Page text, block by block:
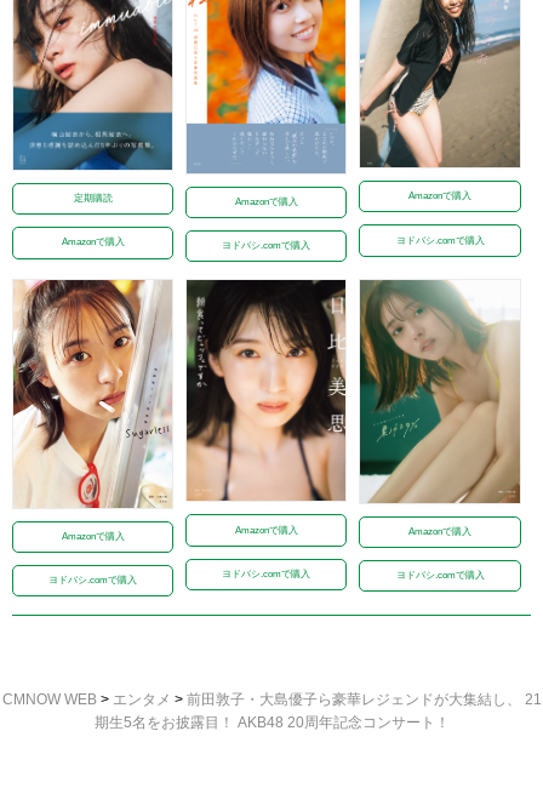
定期購読
Amazonで購入
Amazonで購入
ヨドバシ.comで購入
Amazonで購入
ヨドバシ.comで購入
Amazonで購入
ヨドバシ.comで購入
Amazonで購入
ヨドバシ.comで購入
Amazonで購入
ヨドバシ.comで購入
CMNOW WEB> エンタメ > 前田敦子・大島優子ら豪華レジェンドが大集結し、 21
期生5名をお披露目！ AKB48 20周年記念コンサート！